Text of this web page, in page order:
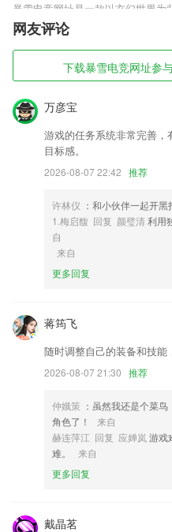
暴雪电竞网址是一款以玄幻世界
休闲、操作简单、注重角色养成
打造出华丽的游戏表现。游戏以挂
玩家之间的爱恨情仇，创造了一
暴雪电竞网址软件特色
1,每日实时推送本地热点资讯，提
求
2,【静态壁纸】
3,建立永久数据库，快速检索疑问订
5,即时外呼模式，一键发起，方便
6,全面评测阅读能力，夯实阅读基
暴雪电竞网址软件优势
2.还有学习包附加服务，可免费在
学增加乐趣。
3.7万学员正在使用！针对不同岗
5.收录了多位虎妈狼爸的新鲜资讯
加会辅导子女的学习；孩子看了学
6.优化逻辑层和视图层通讯折损
暴雪电竞网址更新了什么?
书城首页搜索框露出啦，找书更方便
网友评论
下载暴雪电竞网址参
万彦宝
游戏的任务系统非常完善
目标感。
2026-08-07 22:42 推荐
许林仪 ：和小伙伴一起开黑
1.梅启馥 回复 颜璧清利用
自
来自
更多回复
蒋筠飞
随时调整自己的装备和技能
2026-08-07 21:30 推荐
仲娥策 ：虽然我还是个菜
角色了！
来自
赫连萍江 回复 应婵岚 游戏
难。
来自
更多回复
戴晶茗